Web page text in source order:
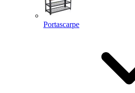
Portascarpe